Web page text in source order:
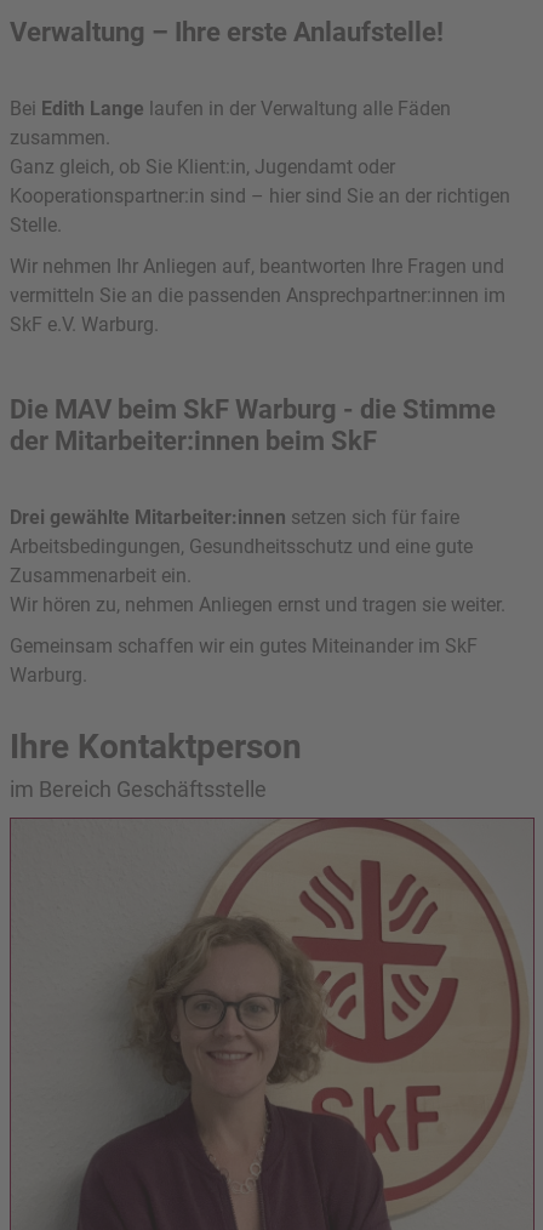
Verwaltung – Ihre erste Anlaufstelle!
Bei Edith Lange laufen in der Verwaltung alle Fäden
zusammen.
Ganz gleich, ob Sie Klient:in, Jugendamt oder
Kooperationspartner:in sind – hier sind Sie an der richtigen
Stelle.
Wir nehmen Ihr Anliegen auf, beantworten Ihre Fragen und
vermitteln Sie an die passenden Ansprechpartner:innen im
SkF e.V. Warburg.
Die MAV beim SkF Warburg - die Stimme
der Mitarbeiter:innen beim SkF
Drei gewählte Mitarbeiter:innen setzen sich für faire
Arbeitsbedingungen, Gesundheitsschutz und eine gute
Zusammenarbeit ein.
Wir hören zu, nehmen Anliegen ernst und tragen sie weiter.
Gemeinsam schaffen wir ein gutes Miteinander im SkF
Warburg.
Ihre Kontaktperson
im Bereich Geschäftsstelle